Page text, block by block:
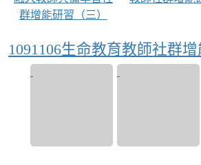
群增能研習（三）
1091106生命教育教師社群